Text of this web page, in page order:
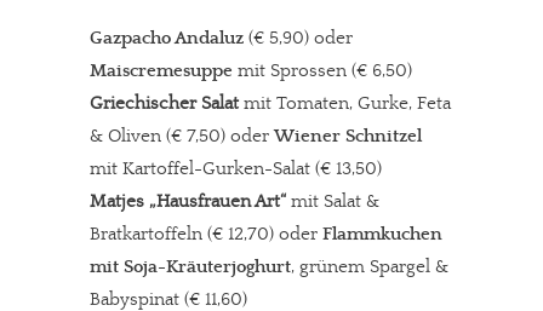
Gazpacho Andaluz (€ 5,90) oder
Maiscremesuppe mit Sprossen (€ 6,50)
Griechischer Salat mit Tomaten, Gurke, Feta
& Oliven (€ 7,50) oderWiener Schnitzel
mit Kartoffel-Gurken-Salat (€ 13,50)
Matjes „Hausfrauen Art“ mit Salat &
Bratkartoffeln (€ 12,70) oder Flammkuchen
mit Soja-Kräuterjoghurt, grünem Spargel &
Babyspinat (€ 11,60)